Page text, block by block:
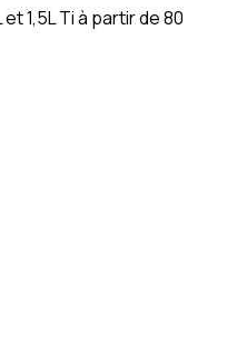
1,5L Ti à partir de 80